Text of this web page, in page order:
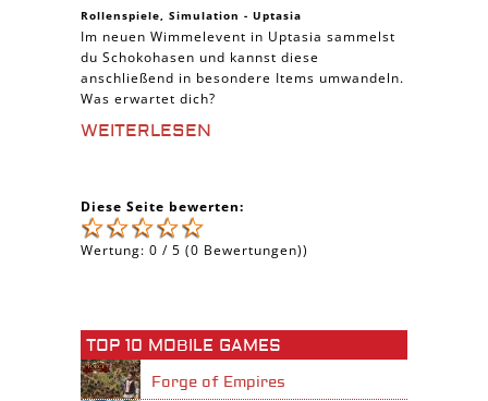
Rollenspiele, Simulation - Uptasia
Im neuen Wimmelevent in Uptasia sammelst
du Schokohasen und kannst diese
anschließend in besondere Items umwandeln.
Was erwartet dich?
WEITERLESEN
Diese Seite bewerten:
Wertung: 0 / 5 (0 Bewertungen))
TOP 10 MOBILE GAMES
Forge of Empires